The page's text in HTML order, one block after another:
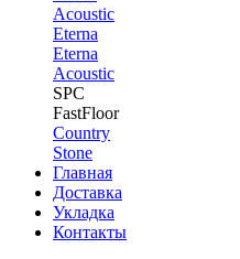
Acoustic
Eterna
Eterna
Acoustic
SPC
FastFloor
Country
Stone
Главная
Доставка
Укладка
Контакты